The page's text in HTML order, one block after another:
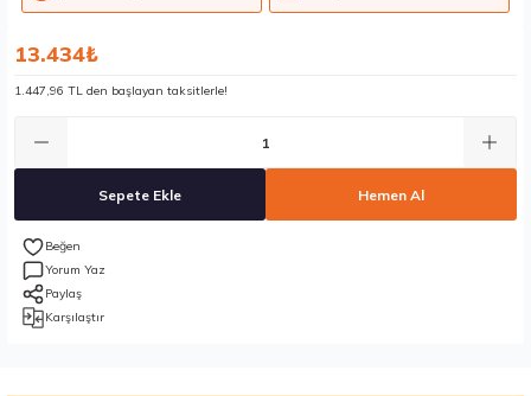
13.434₺
1.447,96 TL den başlayan taksitlerle!
Sepete Ekle Hemen Al
Yorum Yaz
Paylaş
Karşılaştır